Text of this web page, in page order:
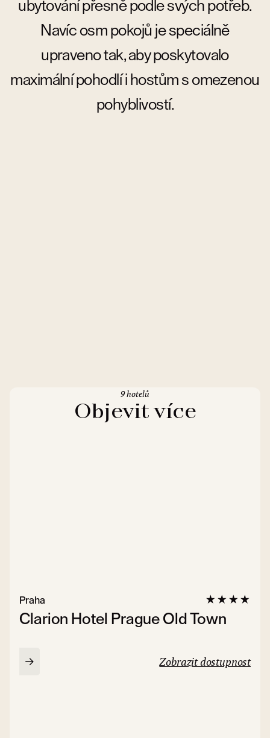
ubytování přesně podle svých potřeb.
Navíc osm pokojů je speciálně
upraveno tak, aby poskytovalo
maximální pohodlí i hostům s omezenou
pohyblivostí.
Objevit více
9 hotelů
Clarion Hotel Prague Old Town
Praha
Zobrazit dostupnost